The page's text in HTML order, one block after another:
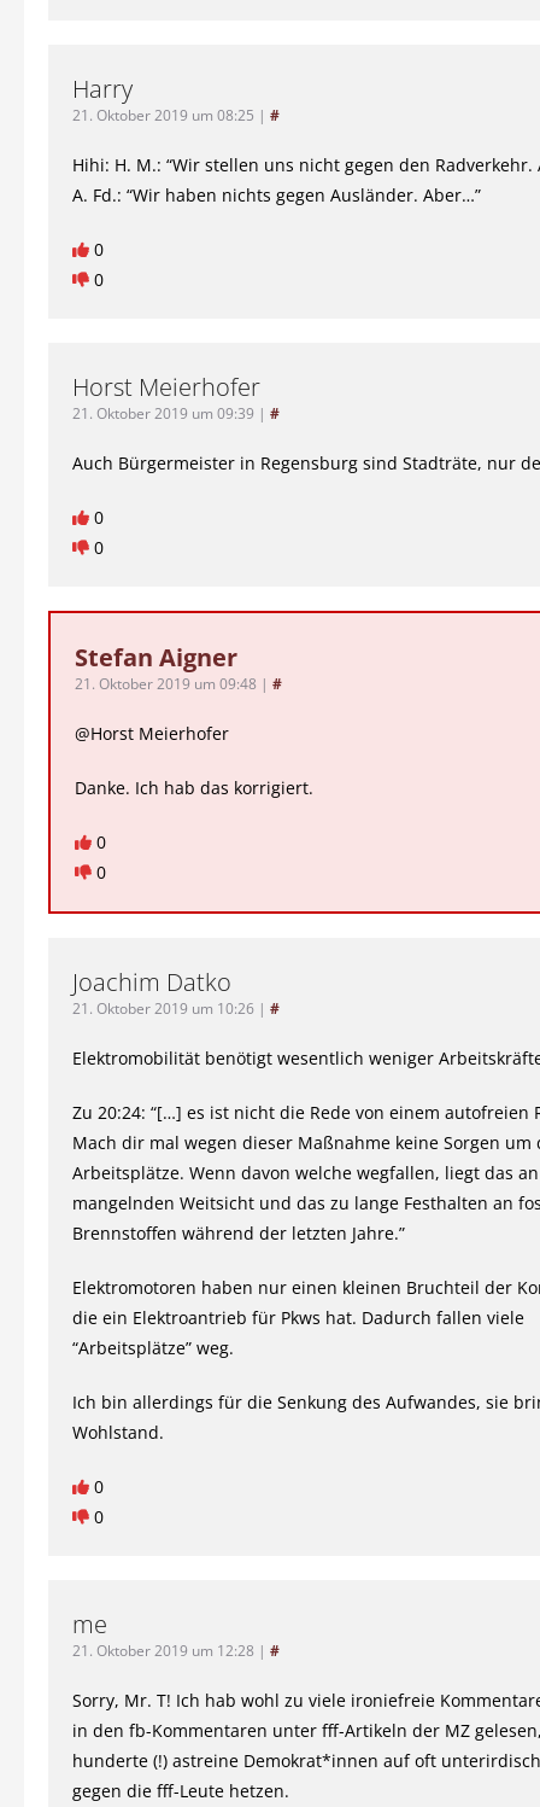
Harry
21. Oktober 2019 um 08:25 | #
Hihi: H. M.: “Wir stellen uns nicht gegen den Radverkehr.
A. Fd.: “Wir haben nichts gegen Ausländer. Aber…”
0
0
Horst Meierhofer
21. Oktober 2019 um 09:39 | #
Auch Bürgermeister in Regensburg sind Stadträte, nur
0
0
Stefan Aigner
21. Oktober 2019 um 09:48 | #
@Horst Meierhofer
Danke. Ich hab das korrigiert.
0
0
Joachim Datko
21. Oktober 2019 um 10:26 | #
Elektromobilität benötigt wesentlich weniger
Zu 20:24: “[…] es ist nicht die Rede von einem autofreien
Mach dir mal wegen dieser Maßnahme keine Sorgen um
Arbeitsplätze. Wenn davon welche wegfallen, liegt das
mangelnden Weitsicht und das zu lange Festhalten an
Brennstoffen während der letzten Jahre.”
Elektromotoren haben nur einen kleinen Bruchteil der
die ein Elektroantrieb für Pkws hat. Dadurch fallen viele
“Arbeitsplätze” weg.
Ich bin allerdings für die Senkung des Aufwandes, sie
Wohlstand.
0
0
me
21. Oktober 2019 um 12:28 | #
Sorry, Mr. T! Ich hab wohl zu viele ironiefreie
in den fb-Kommentaren unter fff-Artikeln der MZ
hunderte (!) astreine Demokrat*innen auf oft
gegen die fff-Leute hetzen.